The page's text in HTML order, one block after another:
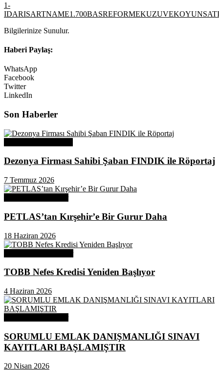
1-
Bilgilerinize Sunulur.
Haberi Paylaş:
WhatsApp
Facebook
Twitter
LinkedIn
Son Haberler
Dezonya Firması Sahibi Şaban FINDIK ile Röportaj
7 Temmuz 2026
PETLAS’tan Kırşehir’e Bir Gurur Daha
18 Haziran 2026
TOBB Nefes Kredisi Yeniden Başlıyor
4 Haziran 2026
SORUMLU EMLAK DANIŞMANLIĞI SINAVI
KAYITLARI BAŞLAMIŞTIR
20 Nisan 2026